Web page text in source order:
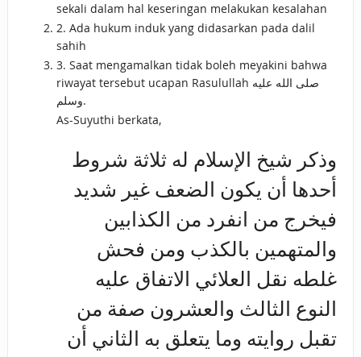
sekali dalam hal keseringan melakukan kesalahan
2. Ada hukum induk yang didasarkan pada dalil
sahih
3. Saat mengamalkan tidak boleh meyakini bahwa
riwayat tersebut ucapan Rasulullah صلى الله عليه
وسلم.
As-Suyuthi berkata,
وذكر شيخ الإسلام له ثلاثة شروط
أحدها أن يكون الضعف غير شديد
فيخرج من انفرد من الكذابين
والمتهمين بالكذب ومن فحش
غلطه نقل العلائي الاتفاق عليه
النوع الثالث والعشرون صفة من
تقبل روايته وما يتعلق به الثاني أن